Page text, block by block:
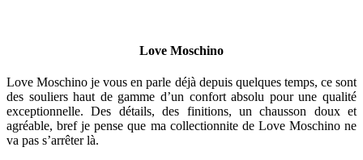
Love Moschino
Love Moschino je vous en parle déjà depuis quelques temps, ce sont
des souliers haut de gamme d’un confort absolu pour une qualité
exceptionnelle. Des détails, des finitions, un chausson doux et
agréable, bref je pense que ma collectionnite de Love Moschino ne
va pas s’arrêter là.